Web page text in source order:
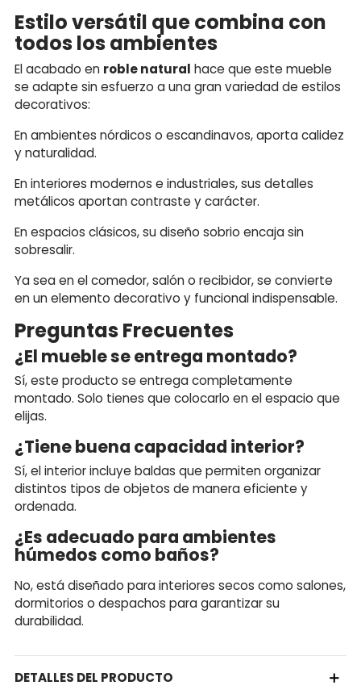
Estilo versátil que combina con
todos los ambientes
El acabado en roble natural hace que este mueble
se adapte sin esfuerzo a una gran variedad de estilos
decorativos:
En ambientes nórdicos o escandinavos, aporta calidez
y naturalidad.
En interiores modernos e industriales, sus detalles
metálicos aportan contraste y carácter.
En espacios clásicos, su diseño sobrio encaja sin
sobresalir.
Ya sea en el comedor, salón o recibidor, se convierte
en un elemento decorativo y funcional indispensable.
Preguntas Frecuentes
¿El mueble se entrega montado?
Sí, este producto se entrega completamente
montado. Solo tienes que colocarlo en el espacio que
elijas.
¿Tiene buena capacidad interior?
Sí, el interior incluye baldas que permiten organizar
distintos tipos de objetos de manera eficiente y
ordenada.
¿Es adecuado para ambientes
húmedos como baños?
No, está diseñado para interiores secos como salones,
dormitorios o despachos para garantizar su
durabilidad.
DETALLES DEL PRODUCTO